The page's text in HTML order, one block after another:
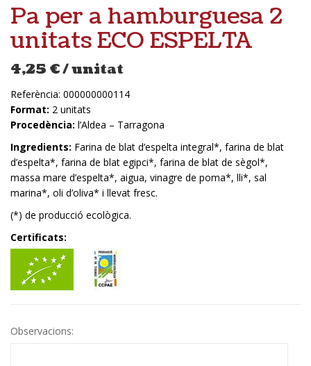
Pa per a hamburguesa 2
unitats ECO ESPELTA
4,25 €/ unitat
Referència: 000000000114
Format: 2 unitats
Procedència: l’Aldea – Tarragona
Ingredients: Farina de blat d’espelta integral*, farina de blat
d’espelta*, farina de blat egipci*, farina de blat de sègol*,
massa mare d’espelta*, aigua, vinagre de poma*, lli*, sal
marina*, oli d’oliva* i llevat fresc.
(*) de producció ecològica.
Certificats:
Observacions: